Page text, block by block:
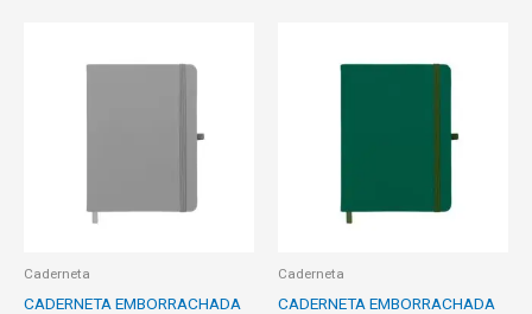
Caderneta
CADERNETA EMBORRACHADA
Caderneta
CADERNETA EMBORRACHADA